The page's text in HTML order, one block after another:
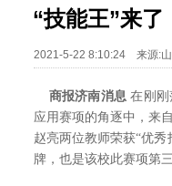
“技能王”来
2021-5-22 8:10:24 来源:山
商报济南消息 在刚刚
应用赛项的角逐中，来
赵亮两位教师荣获“优
牌，也是该校此赛项第